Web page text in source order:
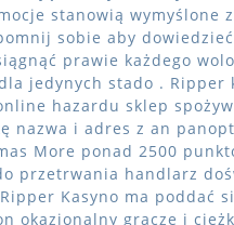
stanowią wymyślone
sobie aby
prawie każdego
jedynych stado . Ripper
hazardu sklep
nazwa i adres z an
More ponad 2500
przetrwania handlarz
Kasyno ma poddać
okazjonalny gracze i